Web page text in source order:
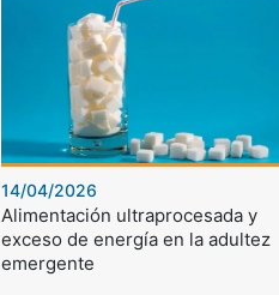
14/04/2026
Alimentación ultraprocesada y
exceso de energía en la adultez
emergente